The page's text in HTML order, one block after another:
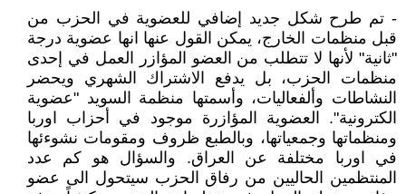
- تم طرح شكل جديد إضافي للعضوية في الحزب من
قبل منظمات الخارج، يمكن القول عنها انها عضوية درجة
"ثانية" لأنها لا تتطلب من العضو المؤازر العمل في إحدى
منظمات الحزب، بل يدفع الاشتراك الشهري ويحضر
النشاطات وألفعاليات، وأسمتها منظمة السويد "عضوية
الكترونية". العضوية المؤازرة موجود في أحزاب اوربا
ومنظماتها وجمعياتها، وبالطبع ظروف ومقومات نشوءئها
في اوربا مختلفة عن العراق. والسؤال هو كم عدد
المنتظمين الحاليين من رفاق الحزب سيتحول الى عضو